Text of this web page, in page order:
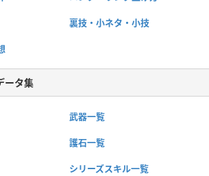
裏技・小ネタ・小技
ータ集
武器一覧
護石一覧
シリーズスキル一覧